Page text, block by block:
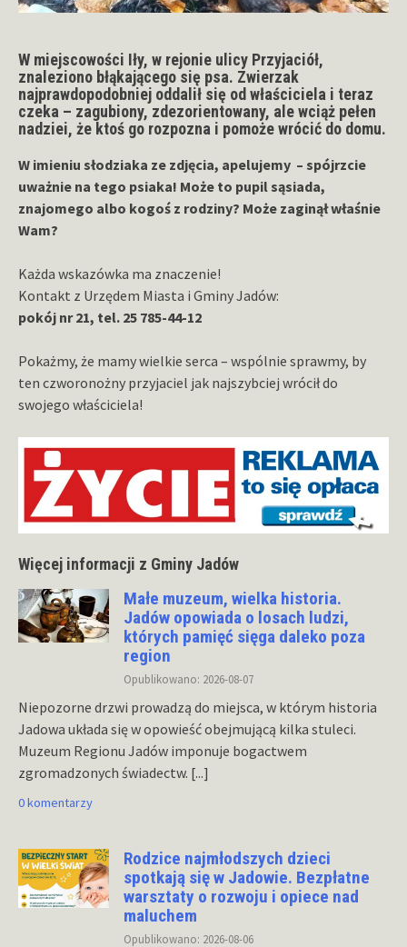
W miejscowości Iły, w rejonie ulicy Przyjaciół,
znaleziono błąkającego się psa. Zwierzak
najprawdopodobniej oddalił się od właściciela i teraz
czeka – zagubiony, zdezorientowany, ale wciąż pełen
nadziei, że ktoś go rozpozna i pomoże wrócić do domu.
W imieniu słodziaka ze zdjęcia, apelujemy – spójrzcie
uważnie na tego psiaka! Może to pupil sąsiada,
znajomego albo kogoś z rodziny? Może zaginął właśnie
Wam?
Każda wskazówka ma znaczenie!
Kontakt z Urzędem Miasta i Gminy Jadów:
pokój nr 21, tel. 25 785-44-12
Pokażmy, że mamy wielkie serca – wspólnie sprawmy, by
ten czworonożny przyjaciel jak najszybciej wrócił do
swojego właściciela!
Więcej informacji z Gminy Jadów
Małe muzeum, wielka historia.
Jadów opowiada o losach ludzi,
których pamięć sięga daleko poza
region
Opublikowano: 2026-08-07
Niepozorne drzwi prowadzą do miejsca, w którym historia
Jadowa układa się w opowieść obejmującą kilka stuleci.
Muzeum Regionu Jadów imponuje bogactwem
zgromadzonych świadectw. [...]
0 komentarzy
Rodzice najmłodszych dzieci
spotkają się w Jadowie. Bezpłatne
warsztaty o rozwoju i opiece nad
maluchem
Opublikowano: 2026-08-06